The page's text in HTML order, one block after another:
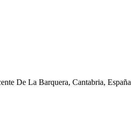
De La Barquera, Cantabria, España